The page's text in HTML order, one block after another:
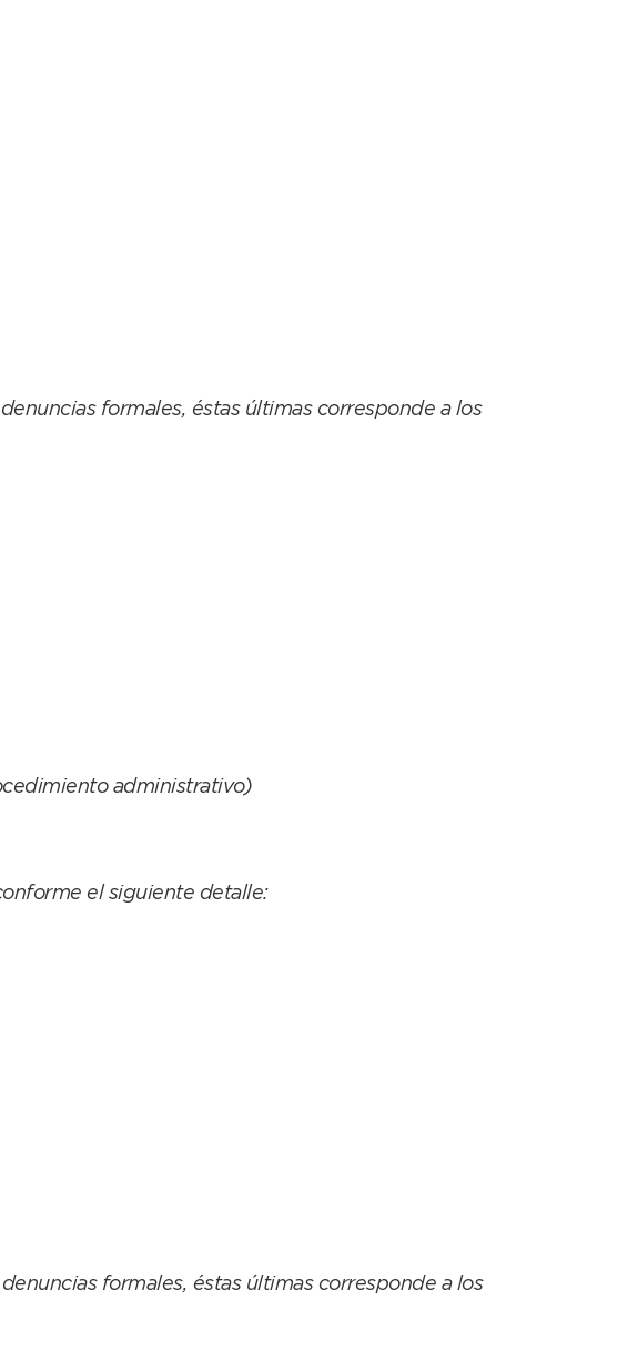
formales, éstas últimas corresponde a los
administrativo)
el siguiente detalle:
formales, éstas últimas corresponde a los